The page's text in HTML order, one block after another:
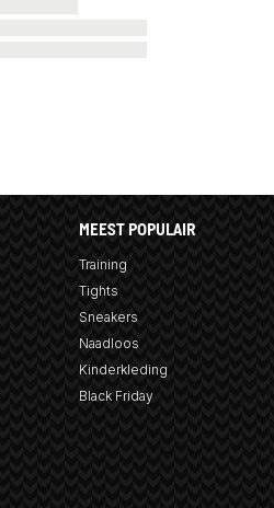
MEEST POPULAIR
Training
Tights
Sneakers
Naadloos
Kinderkleding
Black Friday